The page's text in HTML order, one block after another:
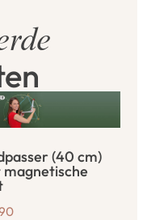
(40 cm)
magnetische